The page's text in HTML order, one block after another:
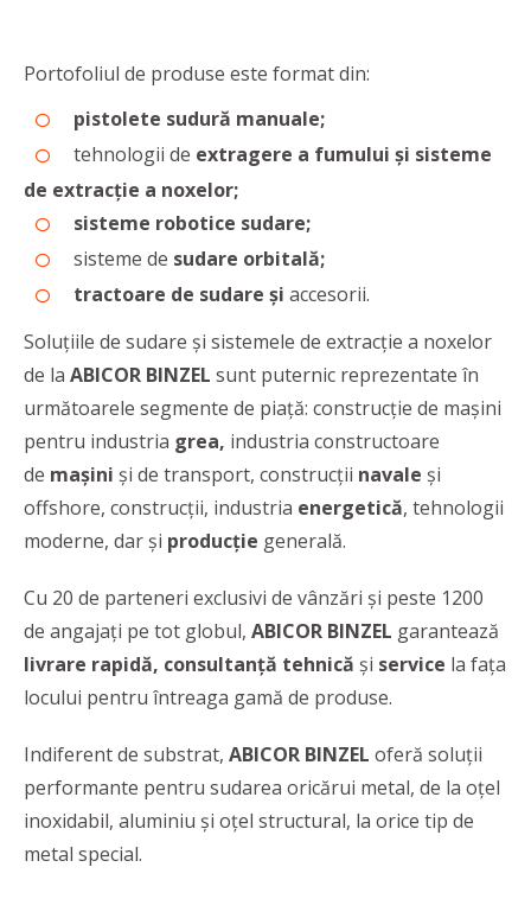
Portofoliul de produse este format din:
pistolete sudură manuale;
tehnologii de extragere a fumului și sisteme
de extracție a noxelor;
sisteme robotice sudare;
sisteme de sudare orbitală;
tractoare de sudare și accesorii.
Soluțiile de sudare și sistemele de extracție a noxelor
de la ABICOR BINZEL sunt puternic reprezentate în
următoarele segmente de piață: construcție de mașini
pentru industria grea, industria constructoare
de maşini şi de transport, construcții navale și
offshore, construcţii, industria energetică, tehnologii
moderne, dar și producție generală.
Cu 20 de parteneri exclusivi de vânzări şi peste 1200
de angajaţi pe tot globul, ABICOR BINZEL garantează
livrare rapidă, consultanță tehnică și service la fața
locului pentru întreaga gamă de produse.
Indiferent de substrat, ABICOR BINZEL oferă soluţii
performante pentru sudarea oricărui metal, de la oţel
inoxidabil, aluminiu şi oţel structural, la orice tip de
metal special.